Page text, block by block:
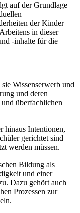
auf der Grundlage
der Kinder
in dieser
-inhalte für die
Wissenserwerb und
und deren
überfachlichen
hinaus Intentionen,
gerichtet sind
werden müssen.
Bildung als
und einer
Dazu gehört auch
Prozessen zur